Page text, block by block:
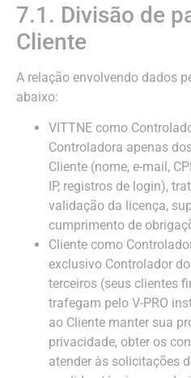
7.1. Divisão de
Cliente
A relação envolvendo dados
abaixo:
VITTNE como
Controladora apenas
Cliente (nome, e-mail,
IP, registros de login),
validação da licença,
cumprimento de
Cliente como
exclusivo Controlador
terceiros (seus clientes
trafegam pelo V-PRO
ao Cliente manter sua
privacidade, obter os
atender às solicitações